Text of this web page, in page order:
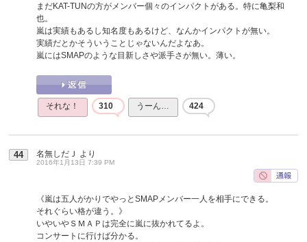
まだKAT-TUNの方がメンバー個々のインパクトがある。特に亀梨和
也。
嵐は実績もあるし知名度もあるけど、なんかインパクトが無い。
実績だとかそういうことじゃないんだよなあ。
嵐にはSMAPのような目新しさや派手さが無い。薄い。
それな！ 310 うーん… 424
44 名無しだＪ より
2016年1月13日 7:39 PM
《嵐は五人がかりでやっとSMAPメンバー一人を相手にできる。
それぐらい格が違う。》
いやいやＳＭＡＰは完全に嵐に抜かれてるよ。
コンサートに行けば分かる。